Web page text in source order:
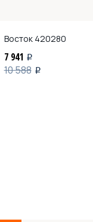
Восток420280
7 941 i
10 588 i